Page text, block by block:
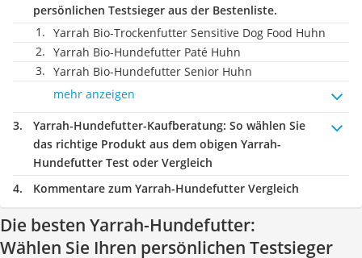
persönlichen Testsieger aus der Bestenliste.
Yarrah Bio-Trockenfutter Sensitive Dog Food Huhn
Yarrah Bio-Hundefutter Paté Huhn
Yarrah Bio-Hundefutter Senior Huhn
mehr anzeigen
Yarrah-Hundefutter-Kaufberatung: So wählen Sie
das richtige Produkt aus dem obigen Yarrah-
Hundefutter Test oder Vergleich
Kommentare zum Yarrah-Hundefutter Vergleich
Die besten Yarrah-Hundefutter:
Wählen Sie Ihren persönlichen Testsieger